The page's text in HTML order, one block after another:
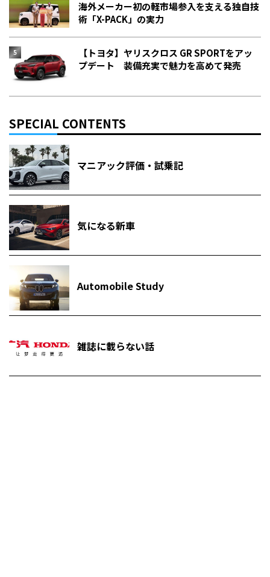
海外メーカー初の軽市場参入を支える独自技
術「X-PACK」の実力
【トヨタ】ヤリスクロス GR SPORTをアッ
プデート 装備充実で魅力を高めて発売
SPECIAL CONTENTS
マニアック評価・試乗記
気になる新車
Automobile Study
雑誌に載らない話